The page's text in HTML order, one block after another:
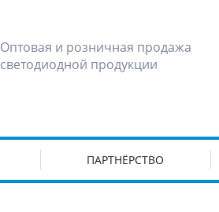
Оптовая и розничная продажа
светодиодной продукции
ПАРТНЁРСТВО